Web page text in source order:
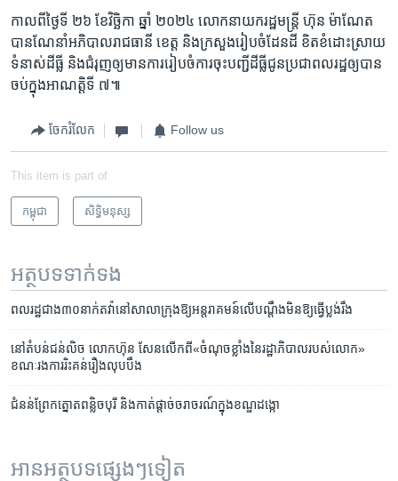
កាលពី​ថ្ងៃទី​ ២៦ ខែវិច្ឆិកា ឆ្នាំ ២០២៤​ លោក​នាយក​រដ្ឋមន្ត្រី ​ហ៊ុន ម៉ាណែត​ ​
បាន​ណែនាំ​អភិ​បាល​រាជធានី ​ខេត្ត ​និង​ក្រសួង​រៀបចំ​ដែនដី ​ខិតខំ​ដោះស្រាយ​
ទំនាស់​ដីធ្លី និងជំរុញឲ្យមានការរៀប​ចំ​ការ​ចុះ​បញ្ជី​ដីធ្លី​ជូន​ប្រជាពលរដ្ឋឲ្យបាន​
ចប់​ក្នុង​អាណត្តិ​ទី ៧៕
ចែករំលែក Follow us
This item is part of
កម្ពុជា សិទ្ធិ​មនុស្ស
អត្ថបទ​ទាក់ទង
ពលរដ្ឋ​ជាង​៣០​នាក់​តវ៉ា​​​​​​​​​​​នៅ​សាលា​ក្រុង​ឱ្យ​អន្តរាគមន៍​លើ​​បណ្តឹង​​មិន​ឱ្យ​ធ្វើ​ប្លង់​រឹង
នៅ​តំបន់​ជន់​លិច​ លោក​ហ៊ុន សែន​លើក​ពី​«ចំណុច​ខ្លាំង​នៃ​រដ្ឋាភិបាល​របស់​លោក»
ខណៈ​រង​ការ​រិះគន់​រឿង​លុប​បឹង
ជំនន់​ព្រែក​ត្នោត​ពន្លិច​បុរី ​និង​កាត់​ផ្ដាច់​ចរាចរណ៍​ក្នុង​ខណ្ឌដង្កោ
អានអត្ថបទផ្សេងៗទៀត